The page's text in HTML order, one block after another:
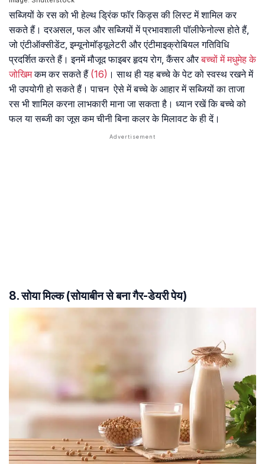
सब्जियों के रस को भी हेल्थ ड्रिंक फॉर किड्स की लिस्ट में शामिल कर
सकते हैं। दरअसल, फल और सब्जियों में प्रभावशाली पॉलीफेनोल्स होते हैं,
जो एंटीऑक्सीडेंट, इम्यूनोमॉड्यूलेटरी और एंटीमाइक्रोबियल गतिविधि
प्रदर्शित करते हैं। इनमें मौजूद फाइबर हृदय रोग, कैंसर औरबच्चों में मधुमेह के
जोखिमकम कर सकते हैं (16) । साथ ही यह बच्चे के पेट को स्वस्थ रखने में
भी उपयोगी हो सकते हैं। पाचन ऐसे में बच्चे के आहार में सब्जियों का ताजा
रस भी शामिल करना लाभकारी माना जा सकता है। ध्यान रखें कि बच्चे को
फल या सब्जी का जूस कम चीनी बिना कलर के मिलावट के ही दें।
8. सोया मिल्क (सोयाबीन से बना गैर-डेयरी पेय)